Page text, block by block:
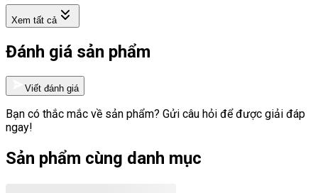
Xem tất cả
Đánh giá sản phẩm
Viết đánh giá
Bạn có thắc mắc về sản phẩm? Gửi câu hỏi để được giải đáp
ngay!
Sản phẩm cùng danh mục